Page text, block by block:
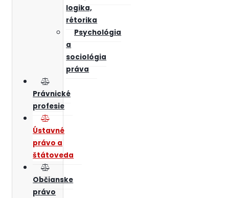
logika,
rétorika
Psychológia
a
sociológia
práva
Právnické
profesie
Ústavné
právo a
štátoveda
Občianske
právo